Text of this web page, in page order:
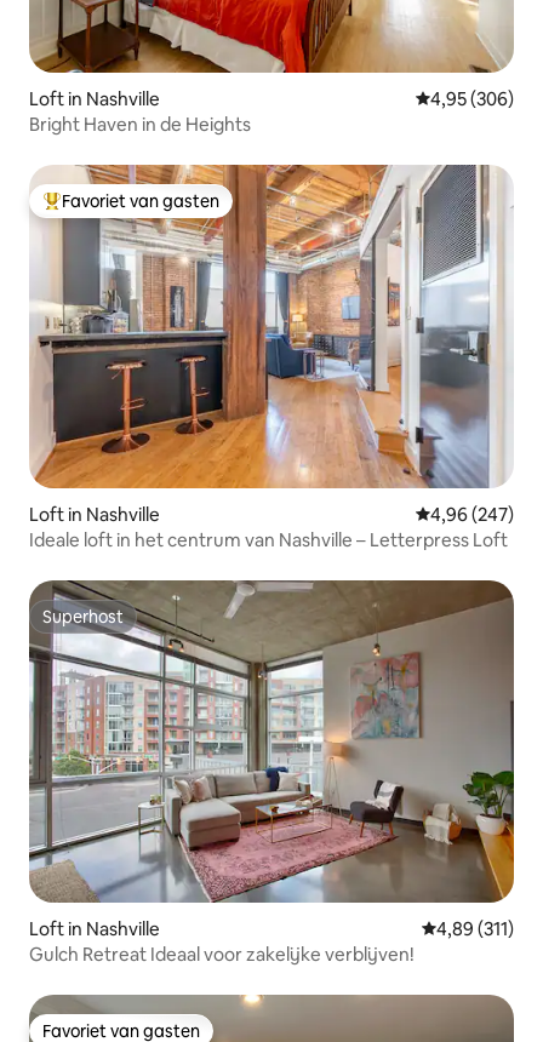
Loft in Nashville Gemiddelde
4,95 (306)
Bright Haven in de Heights
Topfavoriet van gasten
Favoriet van gasten
Loft in Nashville Gemiddelde
4,96 (247)
Ideale loft in het centrum van Nashville – Letterpress Loft
Superhost
Superhost
Loft in Nashville Gemiddelde
4,89 (311)
Gulch Retreat Ideaal voor zakelijke verblijven!
Favoriet van gasten